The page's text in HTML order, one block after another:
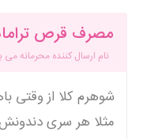
مصرف قرص
نام ارسال کننده محرمانه می
شوهرم کلا از وقتی
مثلا هر سری دندونش درد